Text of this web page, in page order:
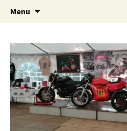
Laverda Club de
Pour que vive une
Menu